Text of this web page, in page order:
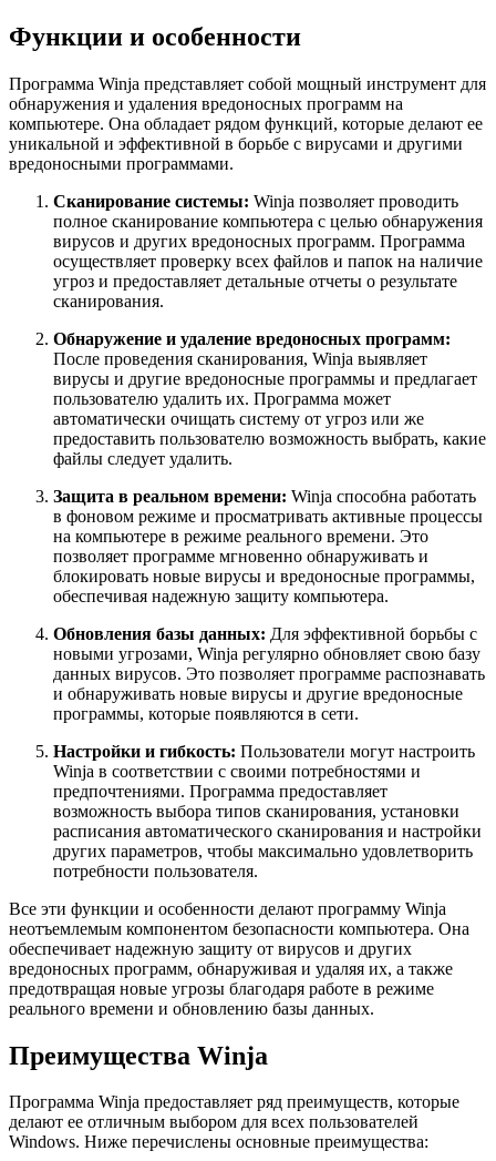
Функции и особенности
Программа Winja представляет собой мощный инструмент для
обнаружения и удаления вредоносных программ на
компьютере. Она обладает рядом функций, которые делают ее
уникальной и эффективной в борьбе с вирусами и другими
вредоносными программами.
Сканирование системы: Winja позволяет проводить
полное сканирование компьютера с целью обнаружения
вирусов и других вредоносных программ. Программа
осуществляет проверку всех файлов и папок на наличие
угроз и предоставляет детальные отчеты о результате
сканирования.
Обнаружение и удаление вредоносных программ:
После проведения сканирования, Winja выявляет
вирусы и другие вредоносные программы и предлагает
пользователю удалить их. Программа может
автоматически очищать систему от угроз или же
предоставить пользователю возможность выбрать, какие
файлы следует удалить.
Защита в реальном времени: Winja способна работать
в фоновом режиме и просматривать активные процессы
на компьютере в режиме реального времени. Это
позволяет программе мгновенно обнаруживать и
блокировать новые вирусы и вредоносные программы,
обеспечивая надежную защиту компьютера.
Обновления базы данных: Для эффективной борьбы с
новыми угрозами, Winja регулярно обновляет свою базу
данных вирусов. Это позволяет программе распознавать
и обнаруживать новые вирусы и другие вредоносные
программы, которые появляются в сети.
Настройки и гибкость: Пользователи могут настроить
Winja в соответствии с своими потребностями и
предпочтениями. Программа предоставляет
возможность выбора типов сканирования, установки
расписания автоматического сканирования и настройки
других параметров, чтобы максимально удовлетворить
потребности пользователя.
Все эти функции и особенности делают программу Winja
неотъемлемым компонентом безопасности компьютера. Она
обеспечивает надежную защиту от вирусов и других
вредоносных программ, обнаруживая и удаляя их, а также
предотвращая новые угрозы благодаря работе в режиме
реального времени и обновлению базы данных.
Преимущества Winja
Программа Winja предоставляет ряд преимуществ, которые
делают ее отличным выбором для всех пользователей
Windows. Ниже перечислены основные преимущества: